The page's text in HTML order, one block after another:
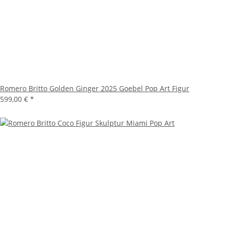
Romero Britto Golden Ginger 2025 Goebel Pop Art Figur
599,00 € *